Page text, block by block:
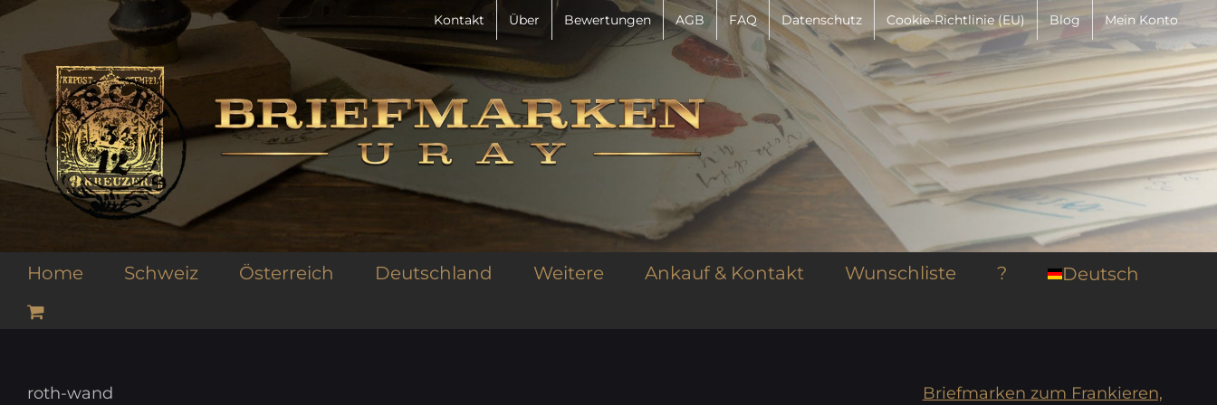
Zum
springen
Kontakt Über Bewertungen AGB FAQ Datenschutz Cookie-Richtlinie (EU) Blog Mein Konto
Home Schweiz Österreich Deutschland Weitere Ankauf & Kontakt Wunschliste ? Deutsch
roth-wand
Briefmarken zum Frankieren,